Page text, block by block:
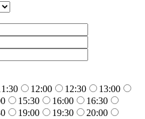
12:00 12:30
13:00
15:30 16:00
16:30
19:00 19:30
20:00